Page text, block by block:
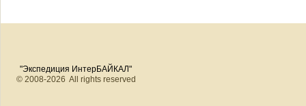
"Экспедиция ИнтерБАЙКАЛ"
© 2008-2026 All rights reserved